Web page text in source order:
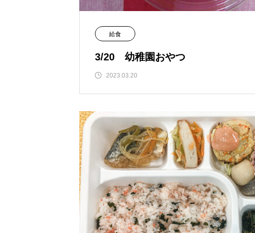
2025年 食品衛生優良施設 厚生労働大臣賞受
2026.07.31
給食
3/20 幼稚園おやつ
2023.03.20